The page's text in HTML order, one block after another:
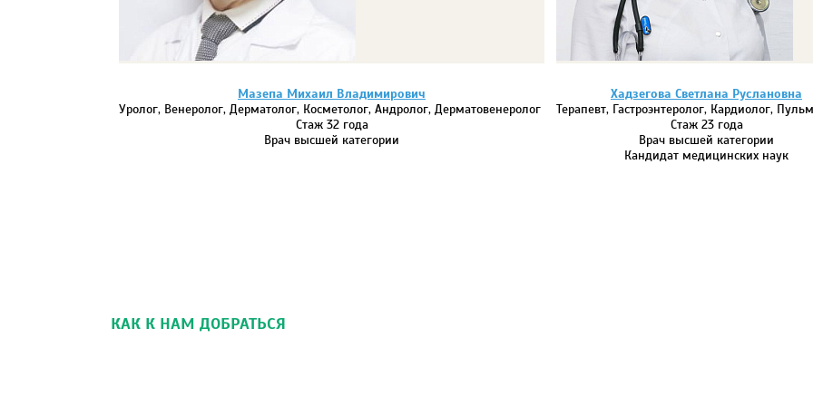
Мазепа Михаил Владимирович
Уролог, Венеролог, Дерматолог, Косметолог, Андролог, Дерматовенеролог
Стаж 32 года
Врач высшей категории
Хадзегова Светлана Руслановна
Терапевт, Гастроэнтеролог, Кардиолог,
Стаж 23 года
Врач высшей категории
Кандидат медицинских наук
КАК К НАМ ДОБРАТЬСЯ